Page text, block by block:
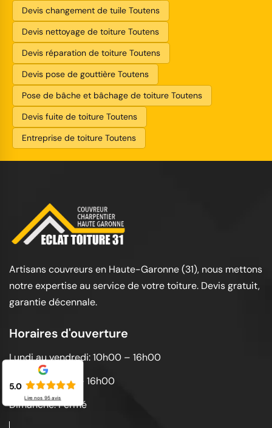
Devis changement de tuile Toutens
Devis nettoyage de toiture Toutens
Devis réparation de toiture Toutens
Devis pose de gouttière Toutens
Pose de bâche et bâchage de toiture Toutens
Devis fuite de toiture Toutens
Entreprise de toiture Toutens
Artisans couvreurs en Haute-Garonne (31), nous mettons
notre expertise au service de votre toiture. Devis gratuit,
garantie décennale.
Horaires d'ouverture
Lundi au vendredi: 10h00 – 16h00
Samedi: 10h00 – 16h00
Dimanche: Fermé
5.0
Lire nos 95avis